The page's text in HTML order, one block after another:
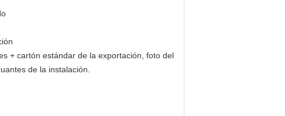
+ cartón estándar de la exportación, foto del
de la instalación.